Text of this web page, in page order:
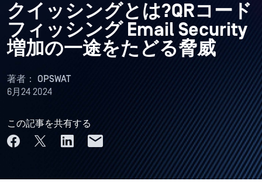
クイッシングとは?QRコード
フィッシング Email Security
増加の一途をたどる脅威
著者： OPSWAT
6月24 2024
この記事を共有する